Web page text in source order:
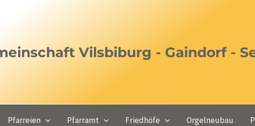
Vilsbiburg - Gaindorf -
Pfarreien Pfarramt Friedhöfe Orgelneubau